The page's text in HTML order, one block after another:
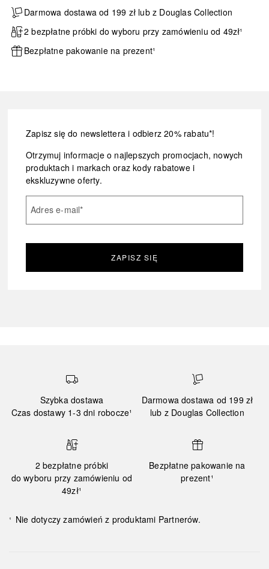
Darmowa dostawa od 199 zł lub z Douglas Collection
2 bezpłatne próbki do wyboru przy zamówieniu od 49zł¹
Bezpłatne pakowanie na prezent¹
Zapisz się do newslettera i odbierz 20% rabatu*!
Otrzymuj informacje o najlepszych promocjach, nowych
produktach i markach oraz kody rabatowe i
ekskluzywne oferty.
Adres e-mail*
ZAPISZ SIĘ
Szybka dostawa
Czas dostawy 1-3 dni robocze¹
Darmowa dostawa od 199 zł
lub z Douglas Collection
2 bezpłatne próbki
do wyboru przy zamówieniu od
49zł¹
Bezpłatne pakowanie na
prezent¹
¹ Nie dotyczy zamówień z produktami Partnerów.